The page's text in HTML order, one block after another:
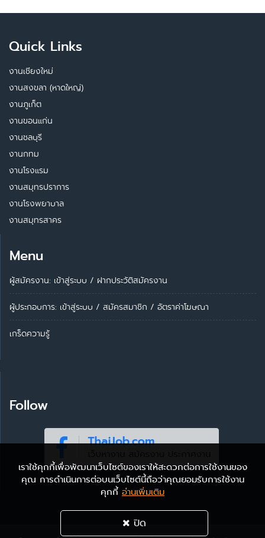
Quick Links
งานเชียงใหม่
งานสงขลา (หาดใหญ่)
งานภูเก็ต
งานขอนแก่น
งานชลบุรี
งานกทม
งานโรงแรม
งานสมุทรปราการ
งานโรงพยาบาล
งานสมุทรสาคร
Menu
ผู้สมัครงาน: เข้าสู่ระบบ / ฝากประวัติสมัครงาน
ผู้ประกอบการ: เข้าสู่ระบบ / สมัครสมาชิก / อัตราค่าโฆษณา
เกร็ดความรู้
Follow
เราใช้คุกกี้เพื่อพัฒนาเว็บไซต์ของเราให้สะดวกต่อการใช้งานของ
คุณ การดำเนินการต่อบนเว็บไซต์นี้ถือว่าคุณยอมรับการใช้งาน
คุกกี้ อ่านเพิ่มเติม
ปิด